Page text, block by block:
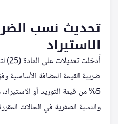
تحديث نسب
الاستيراد
ضريبة القيمة المضافة الأساسية
5% من قيمة التوريد أو
والنسبة الصفرية في الحالات